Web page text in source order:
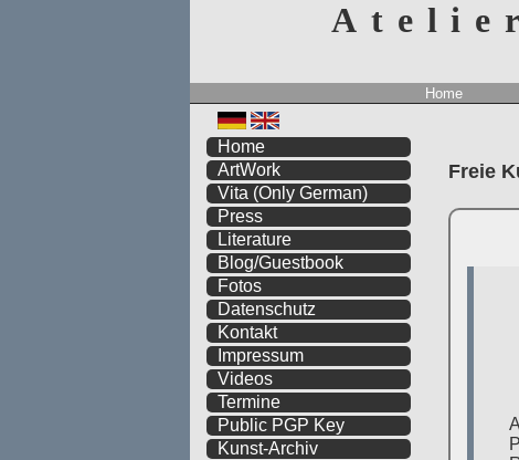
Home
Freie
Home
ArtWork
Vita (Only German)
Press
Literature
Blog/Guestbook
Fotos
Datenschutz
Kontakt
Impressum
Videos
Termine
Public PGP Key
Kunst-Archiv